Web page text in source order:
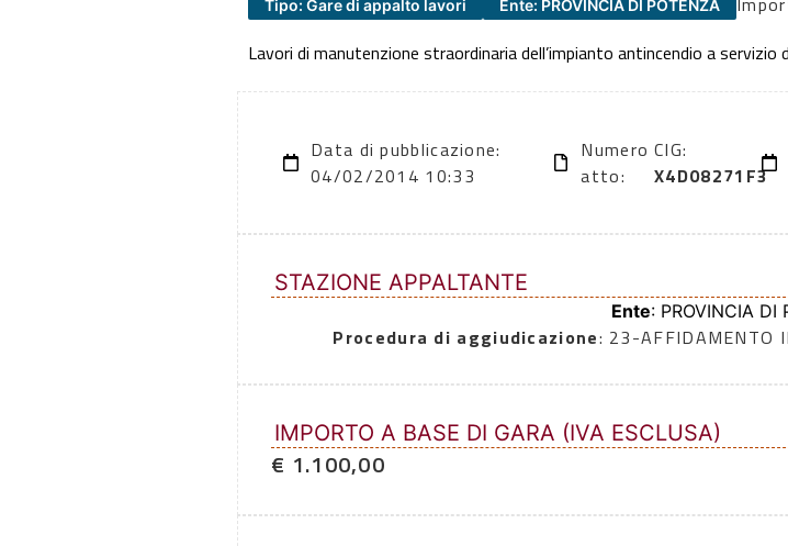
Tipo: Gare di appalto lavori Ente: PROVINCIA DI POTENZA
Lavori di manutenzione straordinaria dell’impianto antincendio a servizio
Data di pubblicazione:
04/02/2014 10:33
Numero
atto:
CIG:
X4D08271F3
STAZIONE APPALTANTE
Ente: PROVINCIA DI
Procedura di aggiudicazione: 23-AFFIDAMENTO
IMPORTO A BASE DI GARA (IVA ESCLUSA)
€ 1.100,00